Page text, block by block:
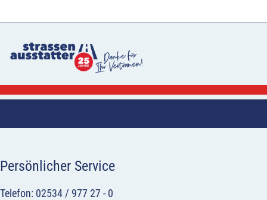
Persönlicher Service
Telefon: 02534 / 977 27 - 0